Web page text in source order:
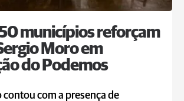
municípios reforçam
Moro em
do Podemos
contou com a presença de